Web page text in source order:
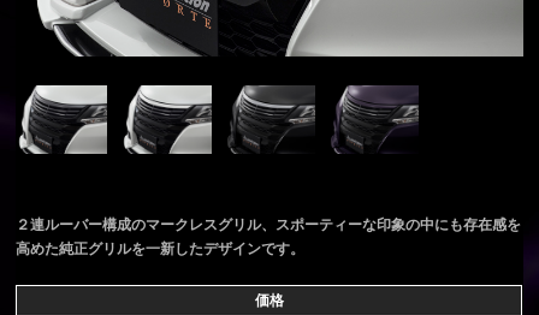
２連ルーバー構成のマークレスグリル、スポーティーな印象の中にも存在感を
高めた純正グリルを一新したデザインです。
価格